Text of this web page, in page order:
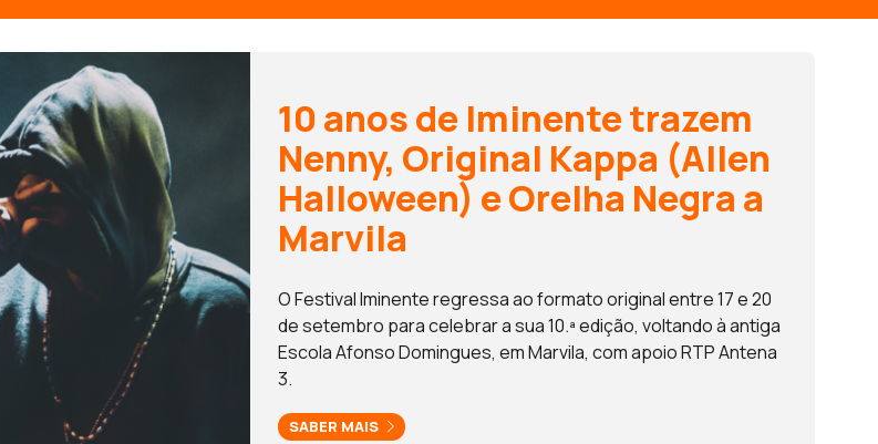
10 anos de Iminente trazem
Nenny, Original Kappa (Allen
Halloween) e Orelha Negra a
Marvila
O Festival Iminente regressa ao formato original entre 17 e 20
de setembro para celebrar a sua 10.ª edição, voltando à antiga
Escola Afonso Domingues, em Marvila, com apoio RTP Antena
3.
SABER MAIS